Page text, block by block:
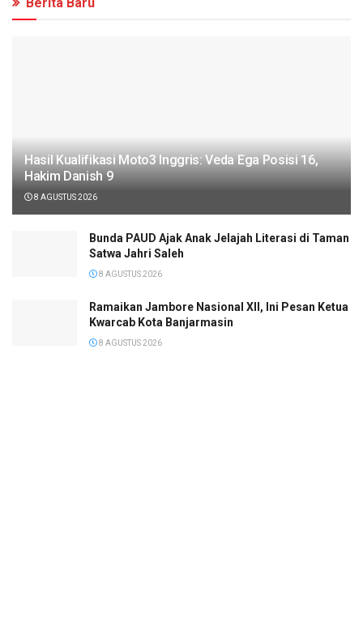
Hasil Kualifikasi Moto3 Inggris: Veda Ega Posisi 16,
Hakim Danish 9
8 AGUSTUS 2026
Bunda PAUD Ajak Anak Jelajah Literasi di Taman
Satwa Jahri Saleh
8 AGUSTUS 2026
Ramaikan Jambore Nasional XII, Ini Pesan Ketua
Kwarcab Kota Banjarmasin
8 AGUSTUS 2026